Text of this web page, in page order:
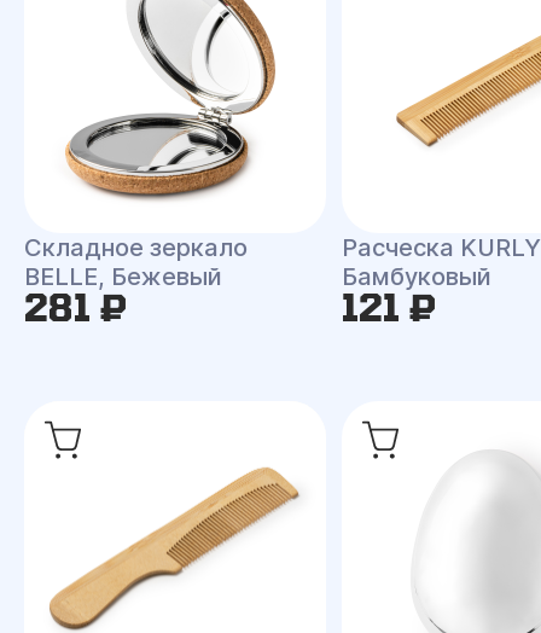
Складное зеркало
BELLE, Бежевый
281 ₽
Расческа
Бамбуковый
121 ₽